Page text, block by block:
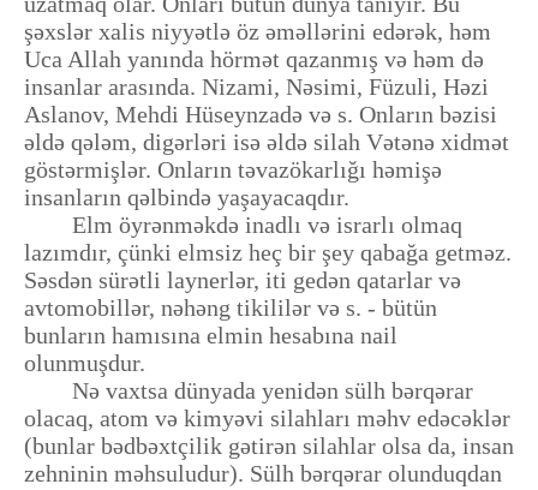
şəxslər xalis niyyətlə öz əməllərini edərək, həm
Uca Allah yanında hörmət qazanmış və həm də
insanlar arasında. Nizami, Nəsimi, Füzuli, Həzi
Aslanov, Mehdi Hüseynzadə və s. Onların bəzisi
əldə qələm, digərləri isə əldə silah Vətənə xidmət
göstərmişlər. Onların təvazökarlığı həmişə
insanların qəlbində yaşayacaqdır.
Elm öyrənməkdə inadlı və israrlı olmaq
lazımdır, çünki elmsiz heç bir şey qabağa getməz.
Səsdən sürətli laynerlər, iti gedən qatarlar və
avtomobillər, nəhəng tikililər və s. - bütün
bunların hamısına elmin hesabına nail
olunmuşdur.
Nə vaxtsa dünyada yenidən sülh bərqərar
olacaq, atom və kimyəvi silahları məhv edəcəklər
(bunlar bədbəxtçilik gətirən silahlar olsa da, insan
zehninin məhsuludur). Sülh bərqərar olunduqdan